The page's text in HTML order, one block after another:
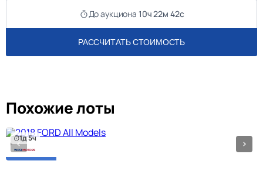
До аукциона 10ч 22м 42с
РАССЧИТАТЬ СТОИМОСТЬ
Похожие лоты
1д 5ч